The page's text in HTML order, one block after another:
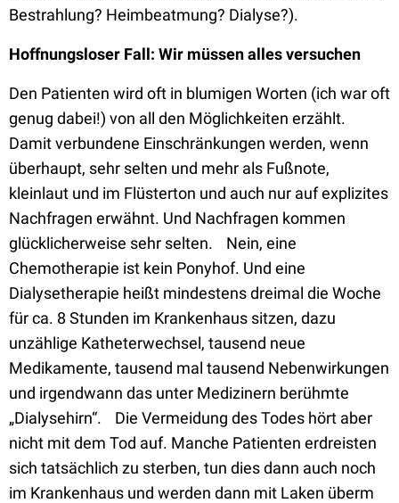
Bestrahlung? Heimbeatmung? Dialyse?).
Hoffnungsloser Fall: Wir müssen alles versuchen
Den Patienten wird oft in blumigen Worten (ich war oft
genug dabei!) von all den Möglichkeiten erzählt.
Damit verbundene Einschränkungen werden, wenn
überhaupt, sehr selten und mehr als Fußnote,
kleinlaut und im Flüsterton und auch nur auf explizites
Nachfragen erwähnt. Und Nachfragen kommen
glücklicherweise sehr selten. Nein, eine
Chemotherapie ist kein Ponyhof. Und eine
Dialysetherapie heißt mindestens dreimal die Woche
für ca. 8 Stunden im Krankenhaus sitzen, dazu
unzählige Katheterwechsel, tausend neue
Medikamente, tausend mal tausend Nebenwirkungen
und irgendwann das unter Medizinern berühmte
„Dialysehirn“. Die Vermeidung des Todes hört aber
nicht mit dem Tod auf. Manche Patienten erdreisten
sich tatsächlich zu sterben, tun dies dann auch noch
im Krankenhaus und werden dann mit Laken überm